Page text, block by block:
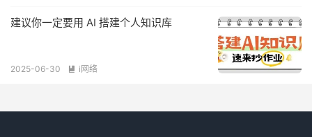
建议你一定要用 AI 搭建个人知识库
2025-06-30  i网络